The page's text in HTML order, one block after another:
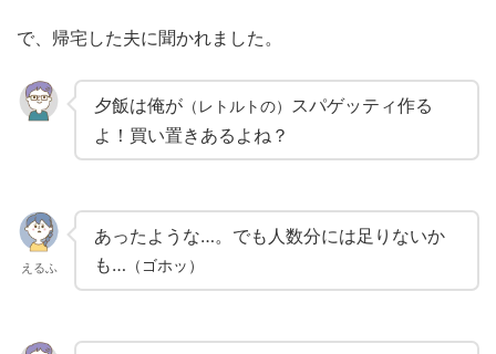
で、帰宅した夫に聞かれました。
夕飯は俺が （レトルトの） スパゲッティ作る
よ！買い置きあるよね？
えるふ
あったような…。でも人数分には足りないか
も… （ゴホッ）